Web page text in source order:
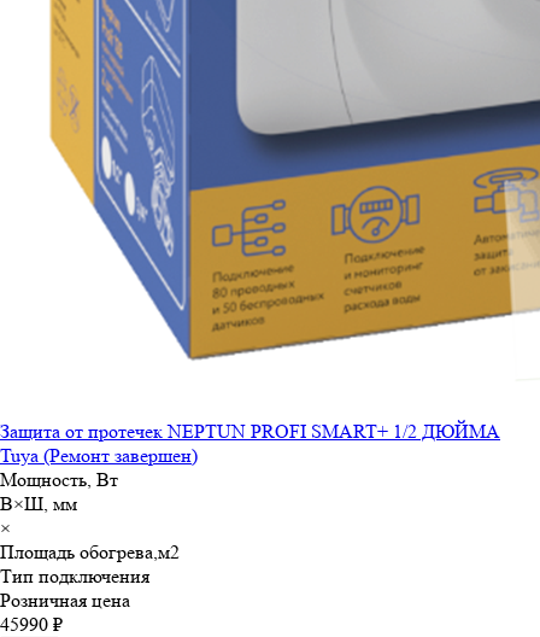
Защита от протечек NEPTUN PROFI SMART+ 1/2 ДЮЙМА
Tuya (Ремонт завершен)
Мощность, Вт
В×Ш, мм
×
Площадь обогрева,м2
Тип подключения
Розничная цена
45990 ₽